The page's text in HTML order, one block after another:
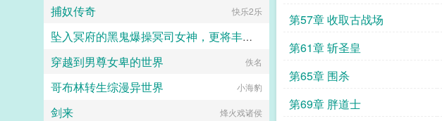
第57章 收取古战场
第61章 斩圣皇
第65章 围杀
第69章 胖道士
捕奴传奇 快乐2乐
坠入冥府的黑鬼爆操冥司女神，更将丰乳肥臀的女神神职修改为淫乱的吸鸡巴神！
hanshengjiang
穿越到男尊女卑的世界 佚名
哥布林转生综漫异世界 小海豹
剑来 烽火戏诸侯